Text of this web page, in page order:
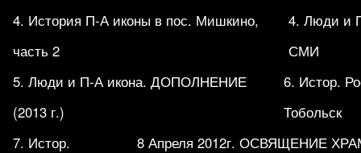
4. История П-А иконы в пос. Мишкино,
часть 2
4. Люди и
СМИ
5. Люди и П-А икона. ДОПОЛНЕНИЕ
(2013 г.)
6. Истор.
Тобольск
7. Истор.
8 Апреля 2012г. ОСВЯЩЕНИЕ